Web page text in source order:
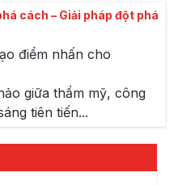
cách – Giải pháp đột phá
giữa thẩm mỹ, công
tiên tiến...